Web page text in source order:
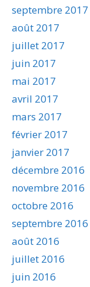
septembre 2017
août 2017
juillet 2017
juin 2017
mai 2017
avril 2017
mars 2017
février 2017
janvier 2017
décembre 2016
novembre 2016
octobre 2016
septembre 2016
août 2016
juillet 2016
juin 2016